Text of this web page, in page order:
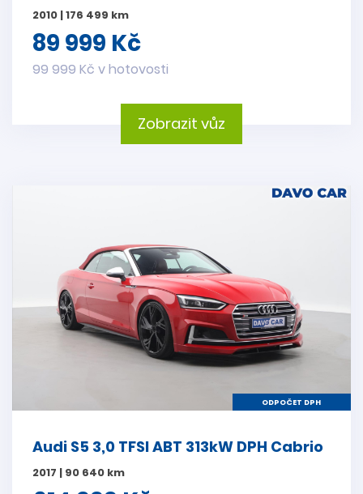
2010 | 176 499 km
89 999 Kč
99 999 Kč v hotovosti
Zobrazit vůz
ODPOČET DPH
Audi S5 3,0 TFSI ABT 313kW DPH Cabrio
2017 | 90 640 km